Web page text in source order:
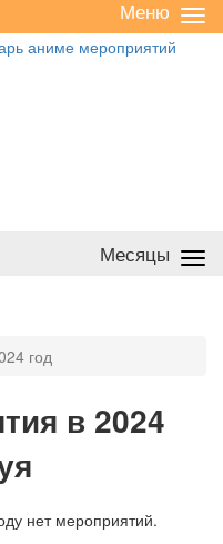
/
Меню
Месяцы
год
в 2024
нет мероприятий.